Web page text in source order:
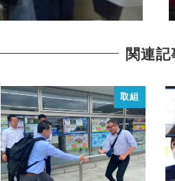
関連記
取組